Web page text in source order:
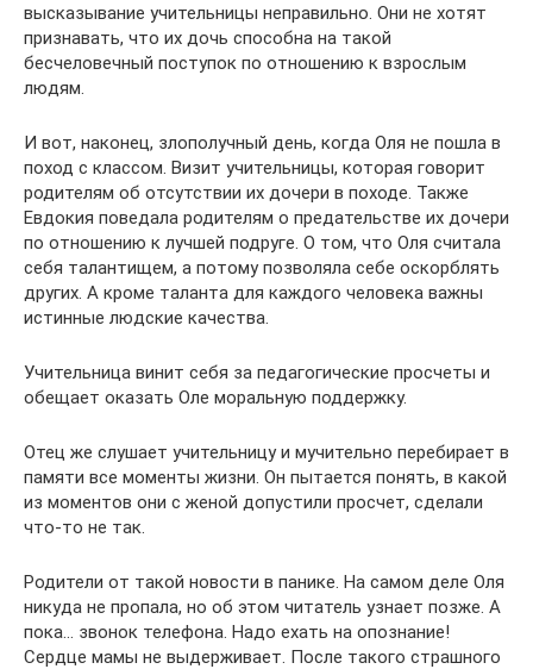
высказывание учительницы неправильно. Они не хотят
признавать, что их дочь способна на такой
бесчеловечный поступок по отношению к взрослым
людям.
И вот, наконец, злополучный день, когда Оля не пошла в
поход с классом. Визит учительницы, которая говорит
родителям об отсутствии их дочери в походе. Также
Евдокия поведала родителям о предательстве их дочери
по отношению к лучшей подруге. О том, что Оля считала
себя талантищем, а потому позволяла себе оскорблять
других. А кроме таланта для каждого человека важны
истинные людские качества.
Учительница винит себя за педагогические просчеты и
обещает оказать Оле моральную поддержку.
Отец же слушает учительницу и мучительно перебирает в
памяти все моменты жизни. Он пытается понять, в какой
из моментов они с женой допустили просчет, сделали
что-то не так.
Родители от такой новости в панике. На самом деле Оля
никуда не пропала, но об этом читатель узнает позже. А
пока… звонок телефона. Надо ехать на опознание!
Сердце мамы не выдерживает. После такого страшного